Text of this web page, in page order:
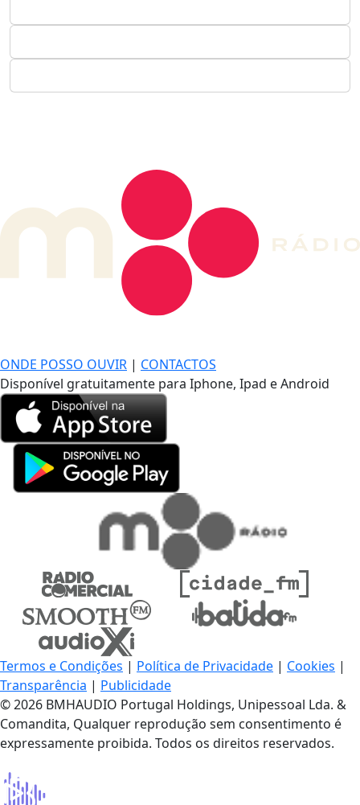
ONDE POSSO OUVIR | CONTACTOS
Disponível gratuitamente para Iphone, Ipad e Android
Termos e Condições | Política de Privacidade | Cookies |
Transparência | Publicidade
© 2026 BMHAUDIO Portugal Holdings, Unipessoal Lda. &
Comandita, Qualquer reprodução sem consentimento é
expressamente proibida. Todos os direitos reservados.